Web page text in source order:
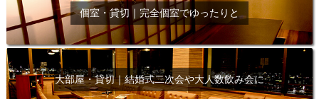
個室・貸切｜完全個室でゆったりと
大部屋・貸切｜結婚式二次会や大人数飲み会に